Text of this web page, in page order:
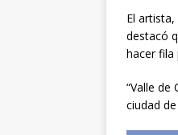
El
destacó
hacer fila
“Valle
ciudad